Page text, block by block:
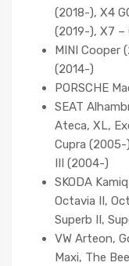
(2018-), X4
(2019-), X7 –
MINI Cooper
(2014-)
PORSCHE
SEAT
Ateca, XL,
Cupra (2005-
III (2004-)
SKODA
Octavia II,
Superb II,
VW Arteon,
Maxi, The